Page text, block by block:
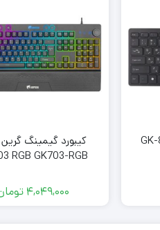
کیبورد گیمینگ
RGB GK703-RGB
4,049,000